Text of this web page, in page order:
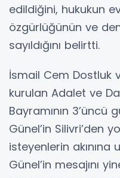
edildiğini, hukukun
özgürlüğünün ve
sayıldığını belirtti.
İsmail Cem Dostluk
kurulan Adalet ve
Bayramının 3’üncü
Günel’in Silivri’den
isteyenlerin akınına
Günel’in mesajını